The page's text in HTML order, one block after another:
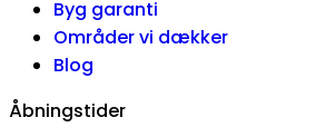
Byg garanti
Områder vi dækker
Blog
Åbningstider